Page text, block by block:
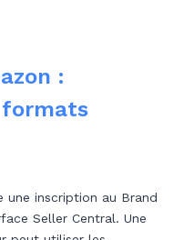
:
une inscription au Brand
Seller Central. Une